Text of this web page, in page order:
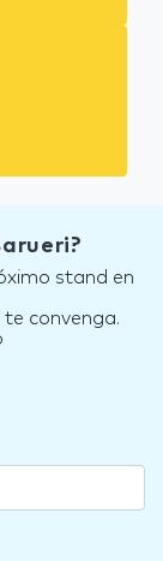
stand en
convenga.